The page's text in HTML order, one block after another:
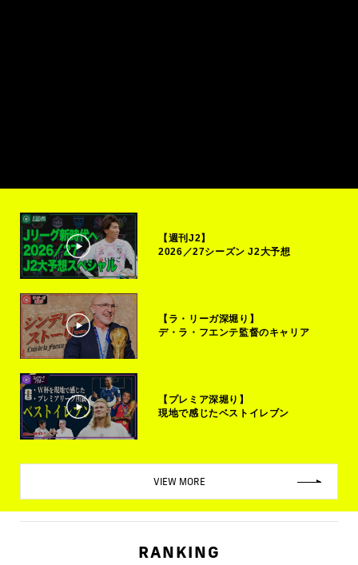
【週刊J2】
2026／27シーズン J2大予想
【ラ・リーガ深堀り】
デ・ラ・フエンテ監督のキャリア
【プレミア深堀り】
現地で感じたベストイレブン
VIEW MORE
RANKING